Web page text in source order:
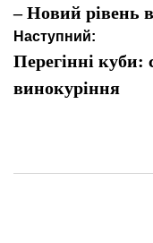
– Новий рівень
Наступний:
Перегінні куби:
винокуріння